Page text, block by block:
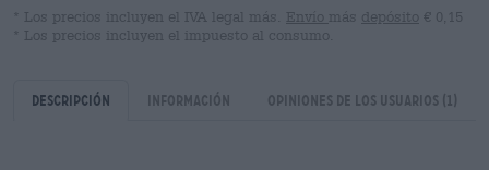
* Los precios incluyen el IVA legal más. Envío más depósito € 0,15
* Los precios incluyen el impuesto al consumo.
Descripción Información Opiniones de los usuarios (1)